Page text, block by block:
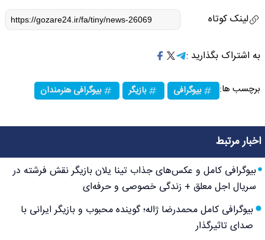
لینک کوتاه
به اشتراک بگذارید :
برچسب ها: بیوگرافی بازیگر بیوگرافی هنرمندان
اخبار مرتبط
بیوگرافی کامل و عکس‌های جذاب تینا یلان بازیگر نقش فرشته در
سریال اجل معلق + زندگی خصوصی و حرفه‌ای
بیوگرافی کامل محمدرضا ژاله؛ گوینده محبوب و بازیگر ایرانی با
صدای تاثیرگذار